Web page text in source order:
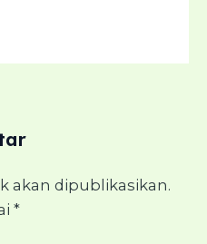
akan dipublikasikan.
*